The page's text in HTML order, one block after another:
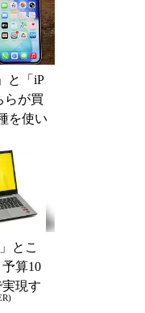
と「iP
らが買
を使い
とこ
算10
現す